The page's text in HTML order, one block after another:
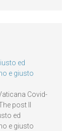
ed
e giusto
Covid-
post Il
ed
e giusto